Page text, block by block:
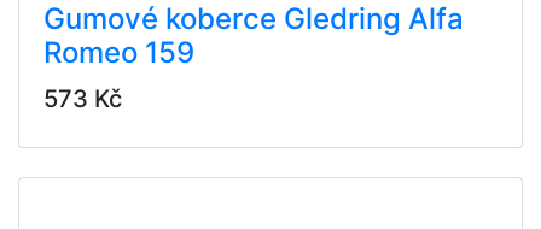
Gumové koberce Gledring Alfa
Romeo 159
573 Kč